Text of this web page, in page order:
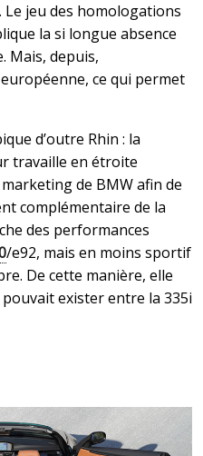
Le jeu des homologations
la si longue absence
Mais, depuis,
ce qui permet
d’outre Rhin : la
travaille en étroite
de BMW afin de
complémentaire de la
des performances
/e92, mais en moins sportif
De cette manière, elle
exister entre la 335i